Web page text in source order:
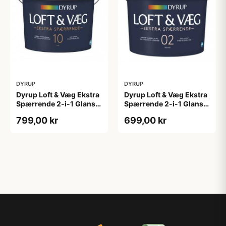
DYRUP
Dyrup Loft & Væg Ekstra
Spærrende 2-i-1 Glans
799,00 kr
DYRUP
Dyrup Loft & Væg Ekstra
Spærrende 2-i-1 Glans 2
699,00 kr